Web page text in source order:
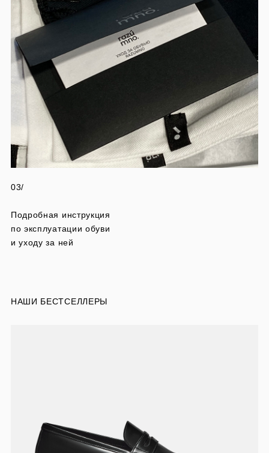
03/
Подробная инструкция
по эксплуатации обуви
и уходу за ней
НАШИ БЕСТСЕЛЛЕРЫ